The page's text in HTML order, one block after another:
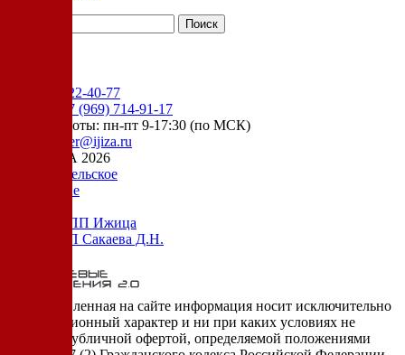
+7 (905) 222-40-77
+7 (969) 714-91-17
режим работы: пн-пт 9-17:30 (по МСК)
order@ijiza.ru
© ИЖИЦА 2026
Пользовательское
соглашение
Оферта НПП Ижица
Оферта ИП Сакаева Д.Н.
* представленная на сайте информация носит исключительно
информационный характер и ни при каких условиях не
является публичной офертой, определяемой положениями